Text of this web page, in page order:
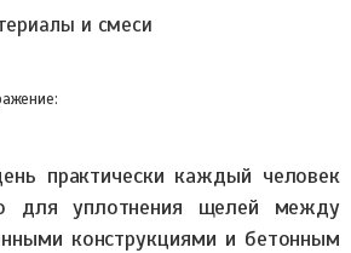
и смеси
практически каждый человек
для уплотнения щелей между
конструкциями и бетонным